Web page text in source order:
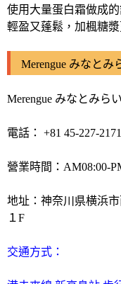
使用大量蛋白霜做成
輕盈又蓬鬆，加楓糖
Merengue みなとみ
Merengue みなとみら
電話： +81 45-227-2171
營業時間：AM08:00-
地址：神奈川県横浜
１F
交通方式：